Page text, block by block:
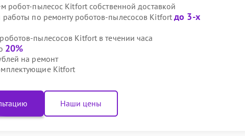
робот-пылесос Kitfort собственной доставкой
работы по ремонту роботов-пылесосов Kitfortдо 3-х
пылесосов Kitfort в течении часа
20%
на ремонт
Kitfort
Наши цены